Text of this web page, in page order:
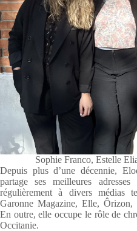
Sophie Franco, Estelle
Depuis plus d’une décennie,
partage ses meilleures
régulièrement à divers médias
Garonne Magazine, Elle, Ôrizon,
En outre, elle occupe le rôle de
Occitanie.